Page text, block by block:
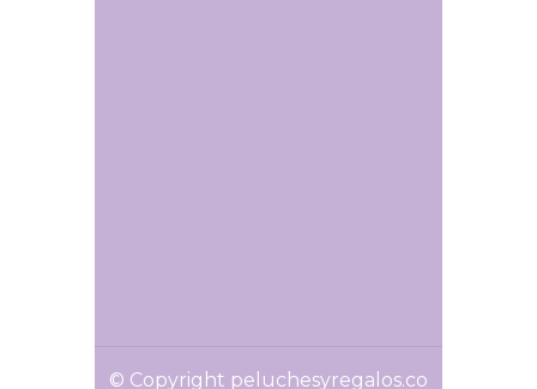
© Copyright peluchesyregalos.co